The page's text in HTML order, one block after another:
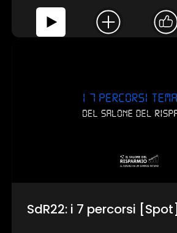
SdR22: i 7 percorsi [Spot]